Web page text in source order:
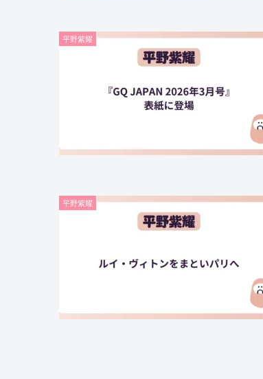
平野紫耀
平野紫耀